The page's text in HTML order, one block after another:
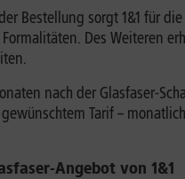
Bestellung sorgt 1&1 für die
Des Weiteren
nach der Glasfaser-
Tarif –
Angebot von 1&1